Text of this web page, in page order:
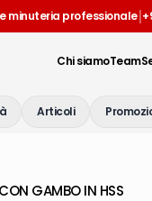
minuteria professionale|
Chi siamoTeam
Articoli
GAMBO IN HSS